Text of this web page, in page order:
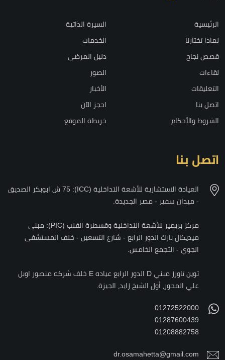
الرئيسية
السيرة الذاتية
لماذا تختارنا
الخدمات
قصص نجاح
دليل المرضى
لقاءات
الصور
التعليقات
الأخبار
اتصل بنا
احجز الآن
الشروط والأحكام
خريطة الموقع
اتصل بنا
العيادة الاستشارية للأشعة التداخلية (ICC): 75 ش ابوبكر الصديق
- ميدان سفير - مصر الجديدة.
مركز بريمير للأشعة التداخلية وقسطرة القلب (PIC): مبنى
ميديكال بارك الدور الرابع - شارع التسعين - خلف المستشفى
الجوي - التجمع الخامس.
توين تاورز مبني D الدور الرابع عياده E خلف شركه منصور اوبل
علي المحور، أول الشيخ زايد، الجيزة.
01272522000
01287600439
01208882758
dr.osamahetta@gmail.com